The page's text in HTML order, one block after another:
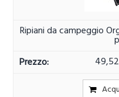
Ripiani da campeggio